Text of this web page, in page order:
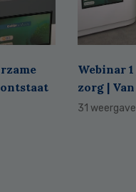
Webinar
zorg |
31